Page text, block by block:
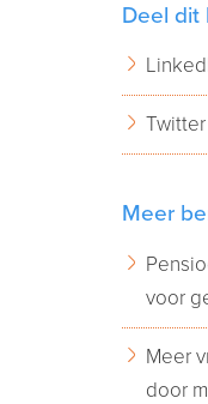
Deel dit
Twitter
Meer
voor
Meer
door